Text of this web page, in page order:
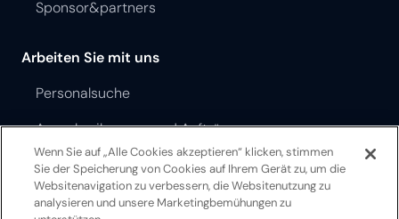
FAQs Arena Opera Festival
Unterstützen Sie uns
67 Colonne
Sponsor&partners
Arbeiten Sie mit uns
Wenn Sie auf „Alle Cookies akzeptieren“ klicken, stimmen
Sie der Speicherung von Cookies auf Ihrem Gerät zu, um die
Websitenavigation zu verbessern, die Websitenutzung zu
analysieren und unsere Marketingbemühungen zu